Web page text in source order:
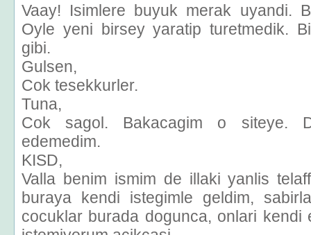
Vaay! Isimlere buyuk merak uyandi.
Oyle yeni birsey yaratip turetmedik.
gibi.
Gulsen,
Cok tesekkurler.
Tuna,
Cok sagol. Bakacagim o siteye.
edemedim.
KISD,
Valla benim ismim de illaki yanlis
buraya kendi istegimle geldim,
cocuklar burada dogunca, onlari kendi